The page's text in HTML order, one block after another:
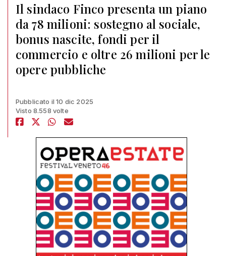
Il sindaco Finco presenta un piano
da 78 milioni: sostegno al sociale,
bonus nascite, fondi per il
commercio e oltre 26 milioni per le
opere pubbliche
Pubblicato il 10 dic 2025
Visto 8.558 volte